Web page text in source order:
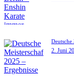
Deutsche
2. Juni